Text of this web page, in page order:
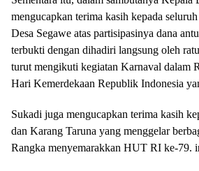
mengucapkan terima kasih kepada
Desa Segawe atas partisipasinya dana
terbukti dengan dihadiri langsung oleh
turut mengikuti kegiatan Karnaval dalam
Hari Kemerdekaan Republik Indonesia
Sukadi juga mengucapkan terima kasih
dan Karang Taruna yang menggelar
Rangka menyemarakkan HUT RI ke-79.